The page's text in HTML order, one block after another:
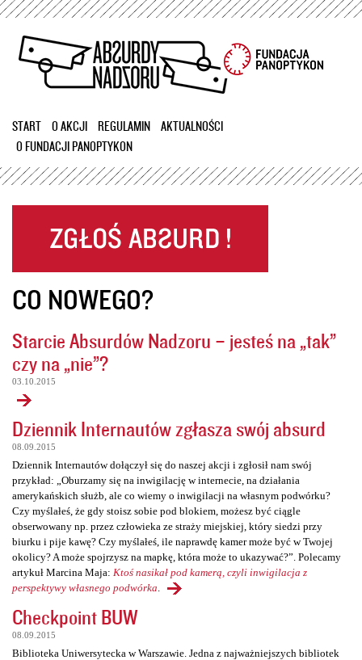
Przejdź
treści
START O AKCJI REGULAMIN
AKTUALNOŚCI
O FUNDACJI PANOPTYKON
CO NOWEGO?
Starcie Absurdów Nadzoru – jesteś na „tak”
czy na „nie”?
03.10.2015
Dziennik Internautów zgłasza swój absurd
08.09.2015
Dziennik Internautów dołączył się do naszej akcji i zgłosił nam swój
przykład: „Oburzamy się na inwigilację w internecie, na działania
amerykańskich służb, ale co wiemy o inwigilacji na własnym podwórku?
Czy myślałeś, że gdy stoisz sobie pod blokiem, możesz być ciągle
obserwowany np. przez człowieka ze straży miejskiej, który siedzi przy
biurku i pije kawę? Czy myślałeś, ile naprawdę kamer może być w Twojej
okolicy? A może spojrzysz na mapkę, która może to ukazywać?”. Polecamy
artykuł Marcina Maja: Ktoś nasikał pod kamerą, czyli inwigilacja z
perspektywy własnego podwórka
Checkpoint BUW
08.09.2015
Biblioteka Uniwersytecka w Warszawie. Jedna z najważniejszych bibliotek